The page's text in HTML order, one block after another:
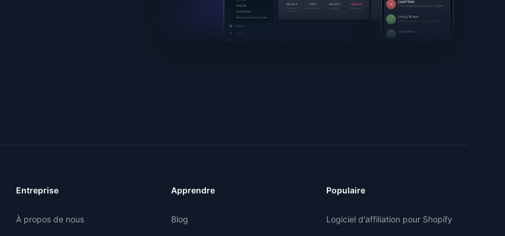
Entreprise
À propos de nous
Apprendre
Blog
Populaire
Logiciel d'affiliation pour Shopify